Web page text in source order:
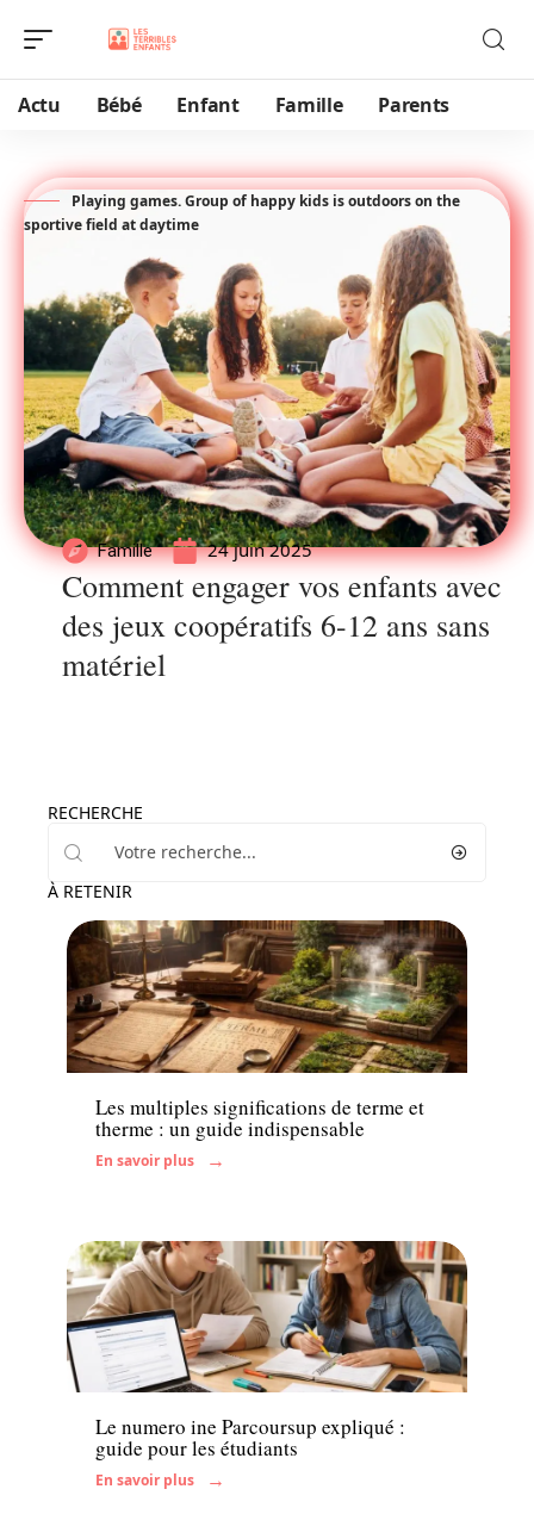
Actu Bébé Enfant Famille Parents
Playing games. Group of happy kids is outdoors on the
sportive field at daytime
Famille 24 juin 2025
Comment engager vos enfants avec
des jeux coopératifs 6-12 ans sans
matériel
RECHERCHE
À RETENIR
Enfant
Les multiples significations de terme et
therme : un guide indispensable
En savoir plus
Enfant
Le numero ine Parcoursup expliqué :
guide pour les étudiants
En savoir plus